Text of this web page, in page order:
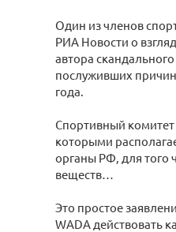
Один из членов
РИА Новости о
автора
послуживших
года.
Спортивный комитет
которыми
органы РФ, для того
веществ…
Это простое
WADA действовать